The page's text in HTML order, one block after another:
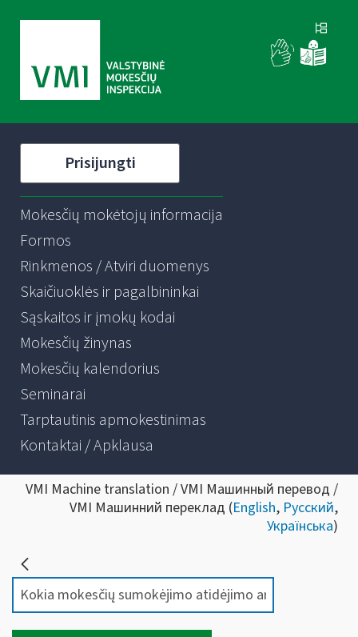
Prisijungti
Mokesčių mokėtojų informacija
Formos
Rinkmenos / Atviri duomenys
Skaičiuoklės ir pagalbininkai
Sąskaitos ir įmokų kodai
Mokesčių žinynas
Mokesčių kalendorius
Seminarai
Tarptautinis apmokestinimas
Kontaktai / Apklausa
VMI Machine translation / VMI Машинный перевод /
VMI Машинний переклад (English, Русский,
Українська)